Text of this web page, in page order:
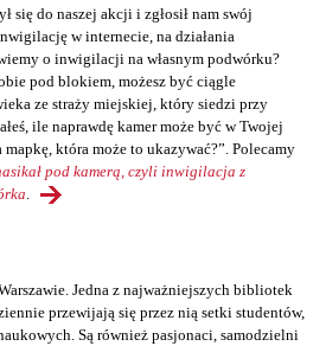
się do naszej akcji i zgłosił nam swój
w internecie, na działania
o inwigilacji na własnym podwórku?
pod blokiem, możesz być ciągle
ze straży miejskiej, który siedzi przy
ile naprawdę kamer może być w Twojej
która może to ukazywać?”. Polecamy
pod kamerą, czyli inwigilacja z
Jedna z najważniejszych bibliotek
przewijają się przez nią setki studentów,
Są również pasjonaci, samodzielni